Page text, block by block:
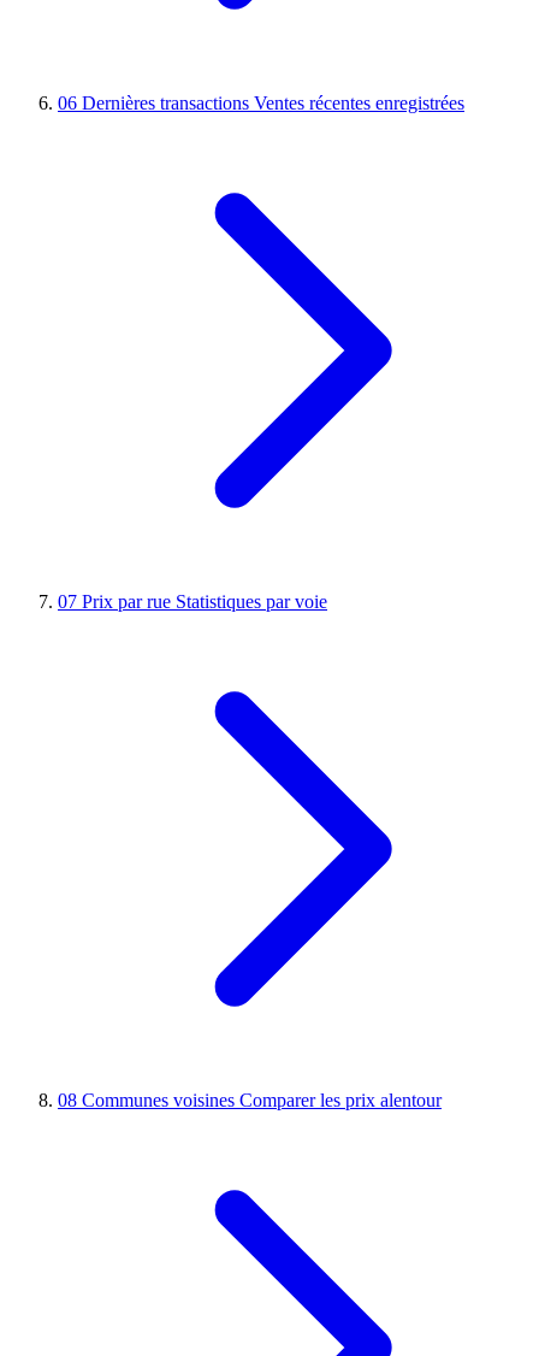
06 Dernières transactions Ventes récentes enregistrées
07 Prix par rue Statistiques par voie
08 Communes voisines Comparer les prix alentour